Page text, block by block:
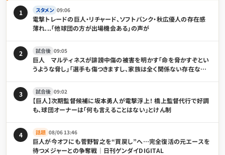
1 スタメン 09:06
電撃トレードの巨人・リチャード、ソフトバンク・秋広優人の存在感
薄れ...「他球団の方が出場機会ある」の声が
2 試合後 09:05
巨人 マルティネスが誹謗中傷の被害を明かす「命を脅かすぞとい
うような脅し」「選手も傷つきますし、家族は全く関係ない存在なの
3
試合後 09:02
【巨人】次期監督候補に坂本勇人が電撃浮上！ 橋上監督代行で好調
も、球団オーナーは「何も言えることはない」とけん制
4 話題 08/06 13:46
巨人が今オフにも菅野智之を“買戻し”へ…完全復活の元エースを
待つメジャーとの争奪戦｜日刊ゲンダイDIGITAL